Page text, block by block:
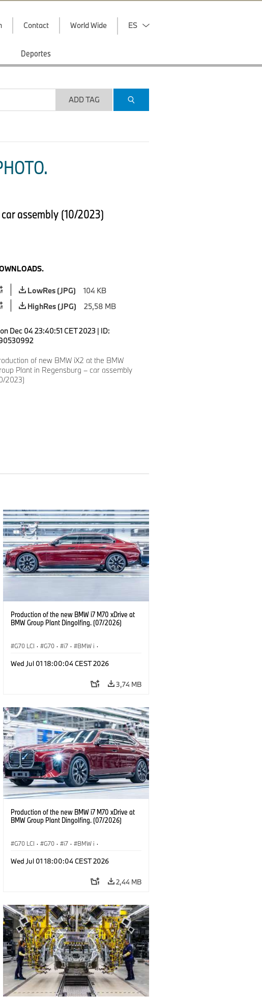
Contact World Wide ES
Deportes
ADD TAG
assembly (10/2023)
LowRes (JPG)
104 KB
HighRes (JPG)
25,58 MB
Dec 04 23:40:51 CET 2023 | ID:
of new BMW iX2 at the BMW
Plant in Regensburg – car assembly
2023)
Production of the new BMW i7 M70 xDrive at
BMW Group Plant Dingolfing. (07/2026)
G70 LCI · G70 · i7 · BMW i ·
Wed Jul 01 18:00:04 CEST 2026
3,74 MB
Production of the new BMW i7 M70 xDrive at
BMW Group Plant Dingolfing. (07/2026)
G70 LCI · G70 · i7 · BMW i ·
Wed Jul 01 18:00:04 CEST 2026
2,44 MB